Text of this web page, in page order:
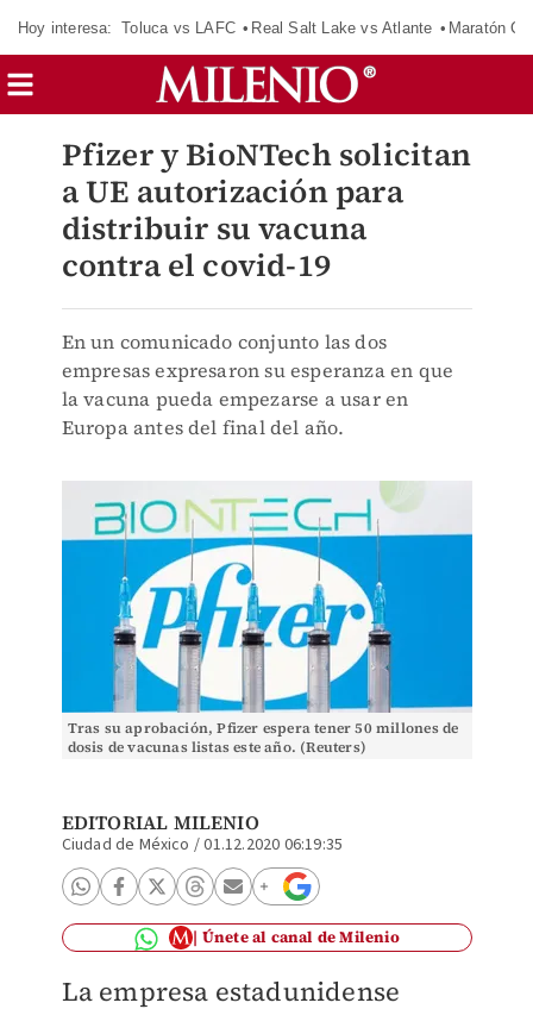
Hoy interesa: Toluca vs LAFC Real Salt Lake vs Atlante Maratón
Pfizer y BioNTech solicitan
a UE autorización para
distribuir su vacuna
contra el covid-19
En un comunicado conjunto las dos
empresas expresaron su esperanza en que
la vacuna pueda empezarse a usar en
Europa antes del final del año.
Tras su aprobación, Pfizer espera tener 50 millones de
dosis de vacunas listas este año. (Reuters)
EDITORIAL MILENIO
Ciudad de México /01.12.2020 06:19:35
Únete al canal de Milenio
La empresa estadunidense